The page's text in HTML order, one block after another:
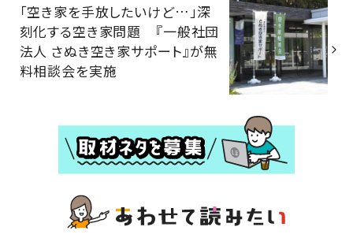
「空き家を手放したいけど…」深
刻化する空き家問題 『一般社団
法人 さぬき空き家サポート』が無
料相談会を実施